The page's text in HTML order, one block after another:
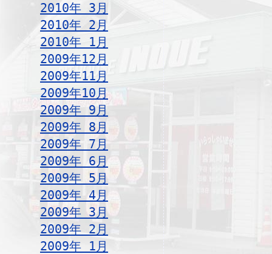
2010年 3月
2010年 2月
2010年 1月
2009年12月
2009年11月
2009年10月
2009年 9月
2009年 8月
2009年 7月
2009年 6月
2009年 5月
2009年 4月
2009年 3月
2009年 2月
2009年 1月